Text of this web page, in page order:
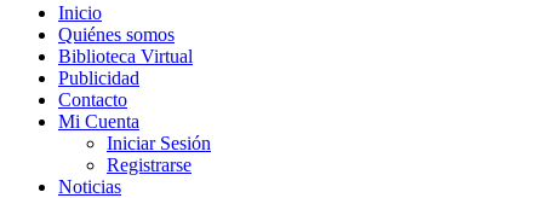
Inicio
Quiénes somos
Biblioteca Virtual
Publicidad
Contacto
Mi Cuenta
Iniciar Sesión
Registrarse
Noticias